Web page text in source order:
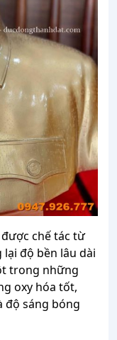
chế tác từ
lại độ bền lâu dài
trong những
oxy hóa tốt,
độ sáng bóng